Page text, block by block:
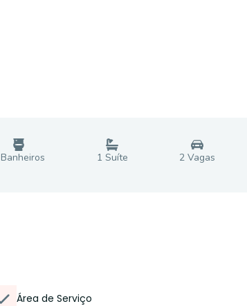
Banheiros 1 Suíte 2 Vagas
Área de Serviço